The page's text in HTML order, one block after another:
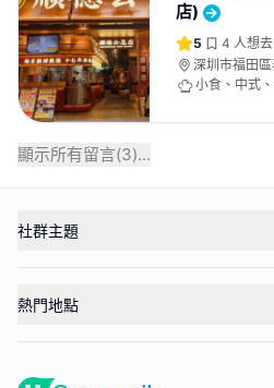
店)
5 4 人想去
深圳市福田
棟111號
小食、中式
顯示所有留言(3)...
社群主題
熱門地點